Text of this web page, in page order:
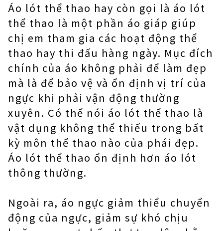
Áo lót thể thao hay còn gọi là áo lót
thể thao là một phần áo giáp giúp
chị em tham gia các hoạt động thể
thao hay thi đấu hàng ngày. Mục đích
chính của áo không phải để làm đẹp
mà là để bảo vệ và ổn định vị trí của
ngực khi phải vận động thường
xuyên. Có thể nói áo lót thể thao là
vật dụng không thể thiếu trong bất
kỳ môn thể thao nào của phái đẹp.
Áo lót thể thao ổn định hơn áo lót
thông thường.
Ngoài ra, áo ngực giảm thiểu chuyển
động của ngực, giảm sự khó chịu